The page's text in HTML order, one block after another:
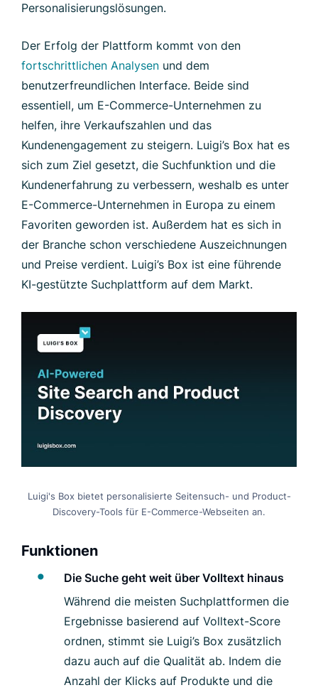
Personalisierungslösungen.
Der Erfolg der Plattform kommt von den
fortschrittlichen Analysen und dem
benutzerfreundlichen Interface. Beide sind
essentiell, um E-Commerce-Unternehmen zu
helfen, ihre Verkaufszahlen und das
Kundenengagement zu steigern. Luigi’s Box hat es
sich zum Ziel gesetzt, die Suchfunktion und die
Kundenerfahrung zu verbessern, weshalb es unter
E-Commerce-Unternehmen in Europa zu einem
Favoriten geworden ist. Außerdem hat es sich in
der Branche schon verschiedene Auszeichnungen
und Preise verdient. Luigi’s Box ist eine führende
KI-gestützte Suchplattform auf dem Markt.
Luigi's Box bietet personalisierte Seitensuch- und Product-
Discovery-Tools für E-Commerce-Webseiten an.
Funktionen
Die Suche geht weit über Volltext hinaus
Während die meisten Suchplattformen die
Ergebnisse basierend auf Volltext-Score
ordnen, stimmt sie Luigi’s Box zusätzlich
dazu auch auf die Qualität ab. Indem die
Anzahl der Klicks auf Produkte und die